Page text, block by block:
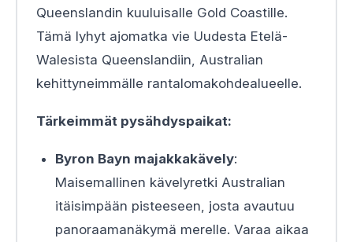
Queenslandin kuuluisalle Gold Coastille.
Tämä lyhyt ajomatka vie Uudesta Etelä-
Walesista Queenslandiin, Australian
kehittyneimmälle rantalomakohdealueelle.
Tärkeimmät pysähdyspaikat:
Byron Bayn majakkakävely:
Maisemallinen kävelyretki Australian
itäisimpään pisteeseen, josta avautuu
panoraamanäkymä merelle. Varaa aikaa